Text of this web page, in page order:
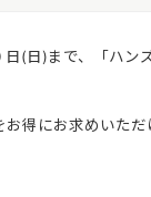
(日)まで、「ハン
得にお求めいた